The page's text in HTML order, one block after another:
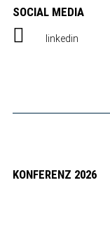
SOCIAL MEDIA
linkedin
KONFERENZ 2026